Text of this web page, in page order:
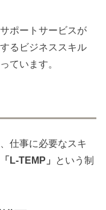
ポートサービスが
るビジネススキル
ています。
仕事に必要なスキ
「L-TEMP」 という制